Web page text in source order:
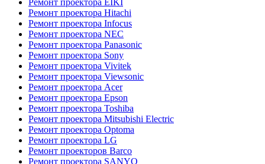
Ремонт проектора Hitachi
Ремонт проектора Infocus
Ремонт проектора NEC
Ремонт проектора Panasonic
Ремонт проектора Sony
Ремонт проектора Vivitek
Ремонт проектора Viewsonic
Ремонт проектора Acer
Ремонт проектора Epson
Ремонт проектора Toshiba
Ремонт проектора Mitsubishi Electric
Ремонт проектора Optoma
Ремонт проектора LG
Ремонт проекторов Barco
Ремонт проектора SANYO